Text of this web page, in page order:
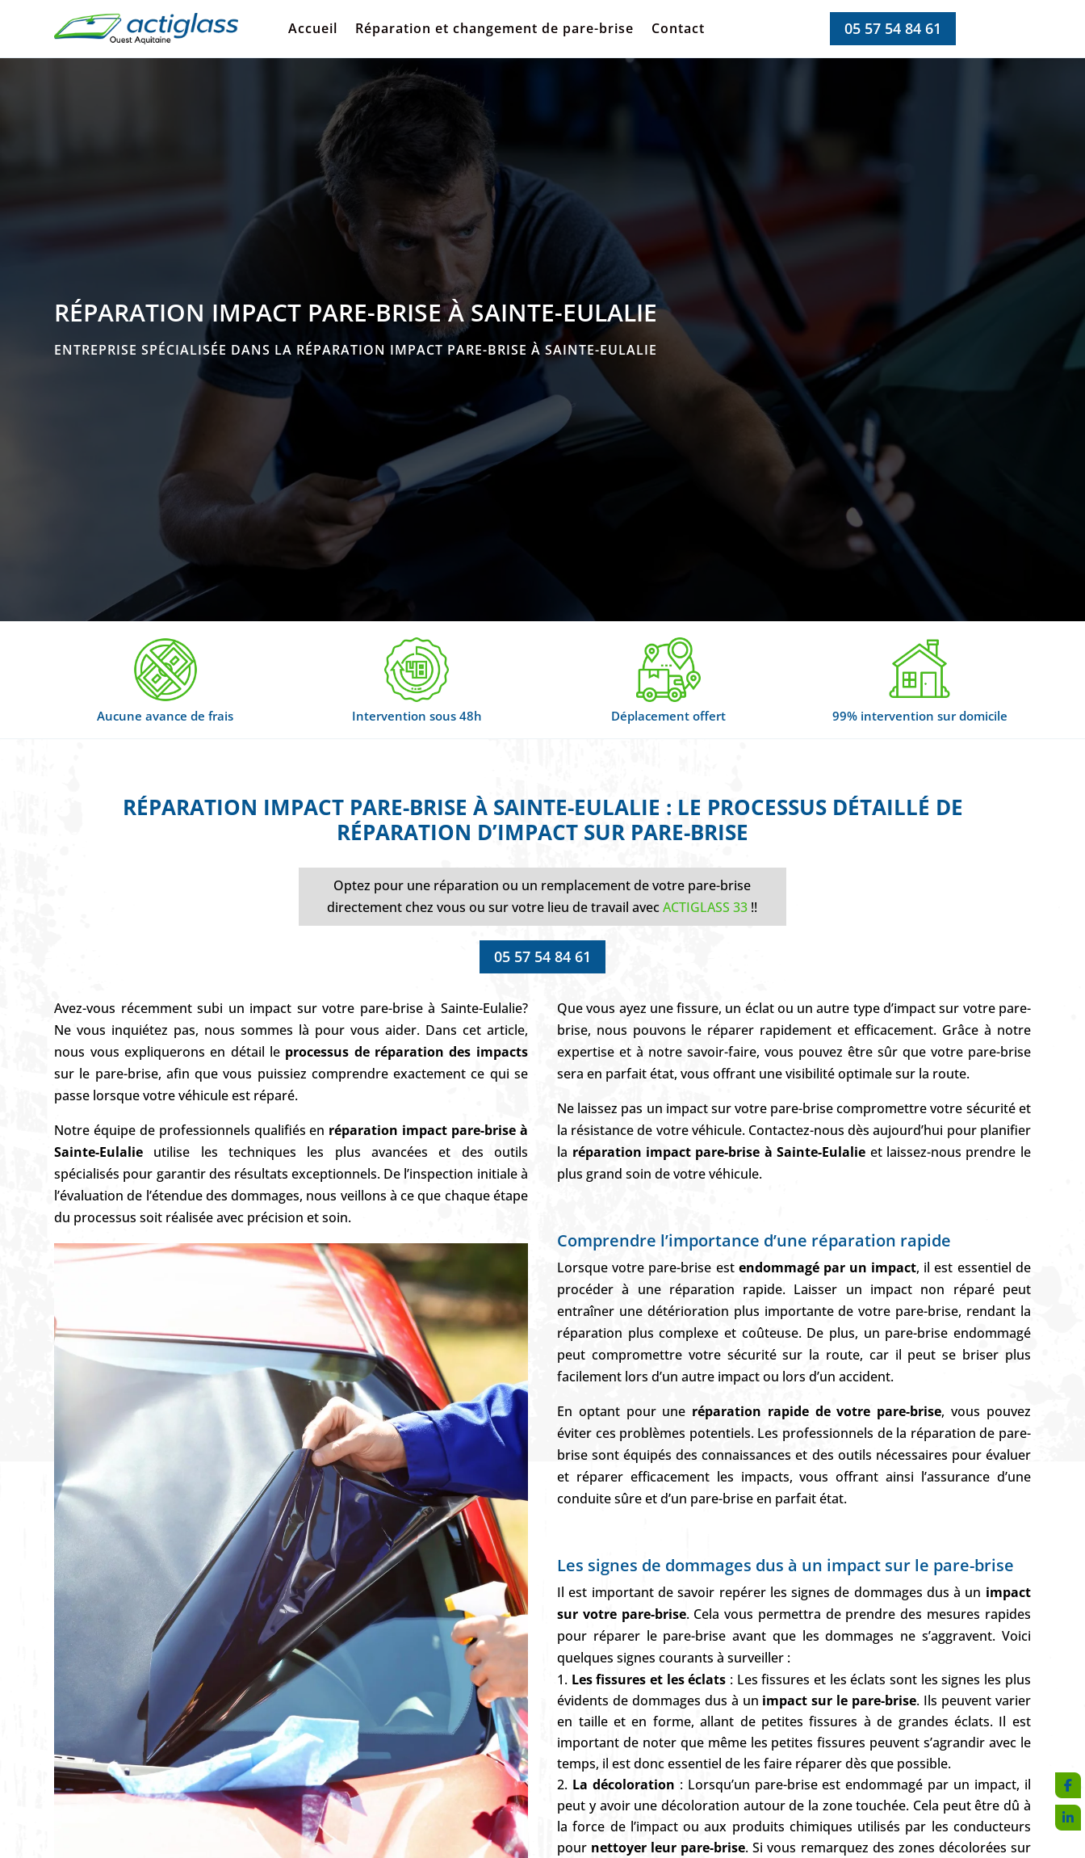
Accueil Réparation et changement de pare-brise Contact 05 57 54 84 61
RÉPARATION IMPACT PARE-BRISE À SAINTE-EULALIE
ENTREPRISE SPÉCIALISÉE DANS LA RÉPARATION IMPACT PARE-BRISE À SAINTE-EULALIE
Aucune avance de frais Intervention sous 48h Déplacement offert 99% intervention sur domicile
RÉPARATION IMPACT PARE-BRISE À SAINTE-EULALIE : LE PROCESSUS DÉTAILLÉ DE
RÉPARATION D’IMPACT SUR PARE-BRISE
Optez pour une réparation ou un remplacement de votre pare-brise
directement chez vous ou sur votre lieu de travail avecACTIGLASS 33 !!
05 57 54 84 61
Avez-vous récemment subi un impact sur votre pare-brise à Sainte-Eulalie?
Ne vous inquiétez pas, nous sommes là pour vous aider. Dans cet article,
nous vous expliquerons en détail le processus de réparation des impacts
sur le pare-brise, afin que vous puissiez comprendre exactement ce qui se
passe lorsque votre véhicule est réparé.
Notre équipe de professionnels qualifiés en réparation impact pare-brise à
Sainte-Eulalie utilise les techniques les plus avancées et des outils
spécialisés pour garantir des résultats exceptionnels. De l’inspection initiale à
l’évaluation de l’étendue des dommages, nous veillons à ce que chaque étape
du processus soit réalisée avec précision et soin.
Que vous ayez une fissure, un éclat ou un autre type d’impact sur votre pare-
brise, nous pouvons le réparer rapidement et efficacement. Grâce à notre
expertise et à notre savoir-faire, vous pouvez être sûr que votre pare-brise
sera en parfait état, vous offrant une visibilité optimale sur la route.
Ne laissez pas un impact sur votre pare-brise compromettre votre sécurité et
la résistance de votre véhicule. Contactez-nous dès aujourd’hui pour planifier
la réparation impact pare-brise à Sainte-Eulalie et laissez-nous prendre le
plus grand soin de votre véhicule.
Comprendre l’importance d’une réparation rapide
Lorsque votre pare-brise est endommagé par un impact, il est essentiel de
procéder à une réparation rapide. Laisser un impact non réparé peut
entraîner une détérioration plus importante de votre pare-brise, rendant la
réparation plus complexe et coûteuse. De plus, un pare-brise endommagé
peut compromettre votre sécurité sur la route, car il peut se briser plus
facilement lors d’un autre impact ou lors d’un accident.
En optant pour une réparation rapide de votre pare-brise, vous pouvez
éviter ces problèmes potentiels. Les professionnels de la réparation de pare-
brise sont équipés des connaissances et des outils nécessaires pour évaluer
et réparer efficacement les impacts, vous offrant ainsi l’assurance d’une
conduite sûre et d’un pare-brise en parfait état.
Les signes de dommages dus à un impact sur le pare-brise
Il est important de savoir repérer les signes de dommages dus à un impact
sur votre pare-brise. Cela vous permettra de prendre des mesures rapides
pour réparer le pare-brise avant que les dommages ne s’aggravent. Voici
quelques signes courants à surveiller :
Les fissures et les éclats : Les fissures et les éclats sont les signes les plus
évidents de dommages dus à un impact sur le pare-brise. Ils peuvent varier
en taille et en forme, allant de petites fissures à de grandes éclats. Il est
important de noter que même les petites fissures peuvent s’agrandir avec le
temps, il est donc essentiel de les faire réparer dès que possible.
La décoloration : Lorsqu’un pare-brise est endommagé par un impact, il
peut y avoir une décoloration autour de la zone touchée. Cela peut être dû à
la force de l’impact ou aux produits chimiques utilisés par les conducteurs
pour nettoyer leur pare-brise. Si vous remarquez des zones décolorées sur